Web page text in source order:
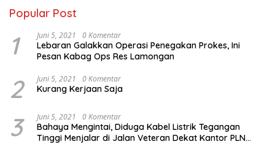
Popular Post
1 Juni 5, 2021 0 Komentar
Lebaran Galakkan Operasi Penegakan Prokes, Ini
Pesan Kabag Ops Res Lamongan
2 Juni 5, 2021 0 Komentar
Kurang Kerjaan Saja
3 Juni 5, 2021 0 Komentar
Bahaya Mengintai, Diduga Kabel Listrik Tegangan
Tinggi Menjalar di Jalan Veteran Dekat Kantor PLN